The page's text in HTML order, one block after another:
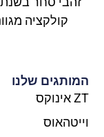
קולקציה
המותגים שלנו
ZT אינוקס​
וייטהאוס​